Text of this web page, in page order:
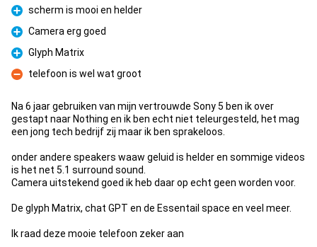
Pro
scherm is mooi en helder
Pro
Camera erg goed
Pro
Glyph Matrix
Con
telefoon is wel wat groot
Na 6 jaar gebruiken van mijn vertrouwde Sony 5 ben ik over
gestapt naar Nothing en ik ben echt niet teleurgesteld, het mag
een jong tech bedrijf zij maar ik ben sprakeloos.
onder andere speakers waaw geluid is helder en sommige videos
is het net 5.1 surround sound.
Camera uitstekend goed ik heb daar op echt geen worden voor.
De glyph Matrix, chat GPT en de Essentail space en veel meer.
Ik raad deze mooie telefoon zeker aan